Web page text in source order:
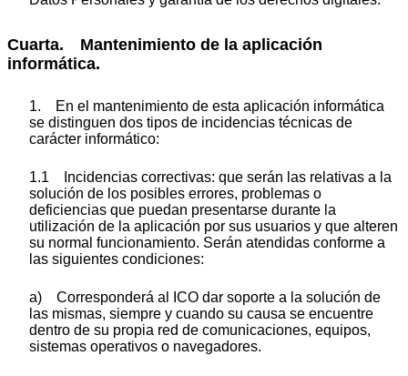
Cuarta. Mantenimiento de la aplicación
informática.
1. En el mantenimiento de esta aplicación informática
se distinguen dos tipos de incidencias técnicas de
carácter informático:
1.1 Incidencias correctivas: que serán las relativas a la
solución de los posibles errores, problemas o
deficiencias que puedan presentarse durante la
utilización de la aplicación por sus usuarios y que alteren
su normal funcionamiento. Serán atendidas conforme a
las siguientes condiciones:
a) Corresponderá al ICO dar soporte a la solución de
las mismas, siempre y cuando su causa se encuentre
dentro de su propia red de comunicaciones, equipos,
sistemas operativos o navegadores.